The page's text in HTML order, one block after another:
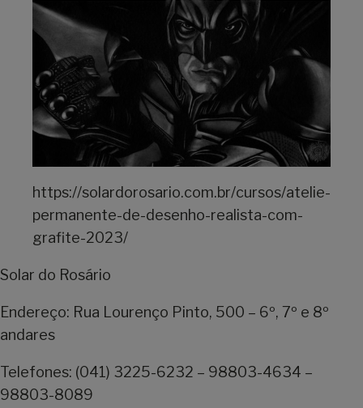
https://solardorosario.com.br/cursos/atelie-
permanente-de-desenho-realista-com-
grafite-2023/
Solar do Rosário
Endereço: Rua Lourenço Pinto, 500 – 6º, 7º e 8º
andares
Telefones: (041) 3225-6232 – 98803-4634 –
98803-8089